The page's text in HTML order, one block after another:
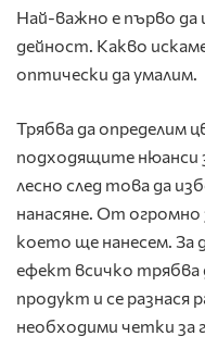
Най-важно е първо да
дейност. Какво
оптически да умалим.
Трябва да определим
подходящите нюанси
лесно след това да
нанасяне. От
което ще нанесем. За
ефект всичко трябва
продукт и се разнася
необходими четки за